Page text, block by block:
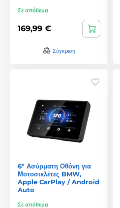
Σε απόθεμα
169,99 €
Σύγκριση
6" Ασύρματη Οθόνη για
Μοτοσικλέτες BMW,
Apple CarPlay / Android
Auto
Σε απόθεμα